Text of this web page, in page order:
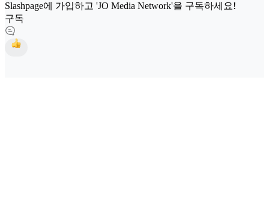
Slashpage에 가입하고 'JO Media Network'을 구독하세요!
구독